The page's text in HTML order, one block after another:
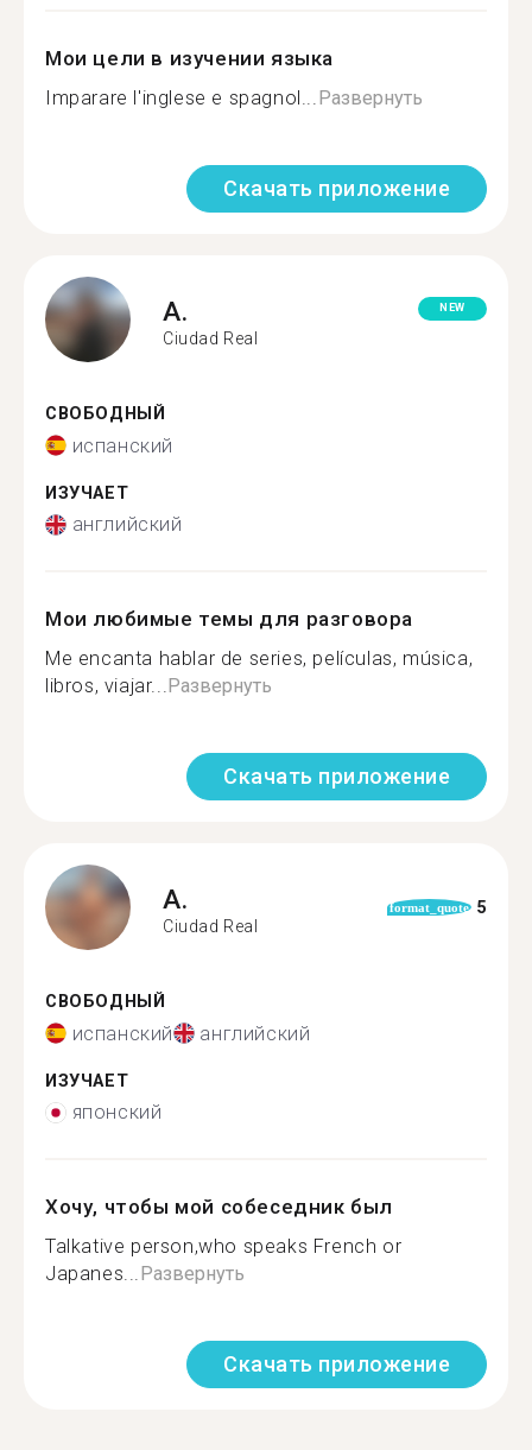
Мои цели в изучении языка
Imparare l'inglese e spagnol...Развернуть
Скачать приложение
A.
Ciudad Real
NEW
СВОБОДНЫЙ
испанский
ИЗУЧАЕТ
английский
Мои любимые темы для разговора
Me encanta hablar de series, películas, música,
libros, viajar...Развернуть
Скачать приложение
A.
Ciudad Real
format_quote 5
СВОБОДНЫЙ
испанский английский
ИЗУЧАЕТ
японский
Хочу, чтобы мой собеседник был
Talkative person,who speaks French or
Japanes...Развернуть
Скачать приложение